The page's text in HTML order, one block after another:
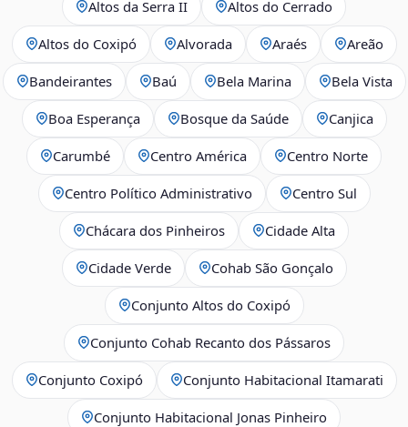
Altos da Serra II Altos do Cerrado
Altos do Coxipó Alvorada Araés Areão
Bandeirantes Baú Bela Marina Bela Vista
Boa Esperança Bosque da Saúde Canjica
Carumbé Centro América Centro Norte
Centro Político Administrativo Centro Sul
Chácara dos Pinheiros Cidade Alta
Cidade Verde Cohab São Gonçalo
Conjunto Altos do Coxipó
Conjunto Cohab Recanto dos Pássaros
Conjunto Coxipó Conjunto Habitacional Itamarati
Conjunto Habitacional Jonas Pinheiro